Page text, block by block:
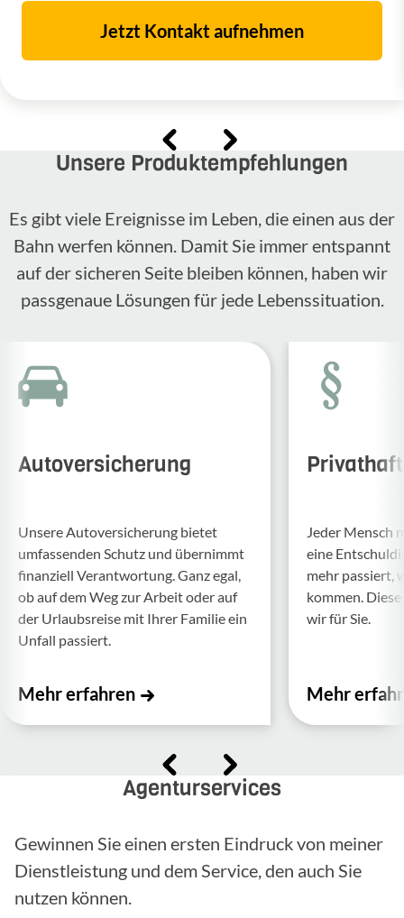
Jetzt Kontakt aufnehmen
Unsere Produktempfehlungen
Es gibt viele Ereignisse im Leben, die einen aus der
Bahn werfen können. Damit Sie immer entspannt
auf der sicheren Seite bleiben können, haben wir
passgenaue Lösungen für jede Lebenssituation.
Autoversicherung
Unsere Auto­ver­si­che­rung bietet
umfas­senden Schutz und über­nimmt
finan­ziell Verant­wor­tung. Ganz egal,
ob auf dem Weg zur Arbeit oder auf
der Urlaubs­reise mit Ihrer Familie ein
Unfall passiert.
Mehr erfahren
Jeder Mensch
eine
mehr passiert,
kommen.
wir für Sie.
Mehr
Agenturservices
Gewinnen Sie einen ersten Eindruck von meiner
Dienstleistung und dem Service, den auch Sie
nutzen können.